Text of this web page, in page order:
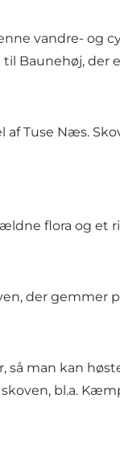
vandre- og
Baunehøj,
Tuse Næs.
flora og et
der gemmer
man kan
bl.a.